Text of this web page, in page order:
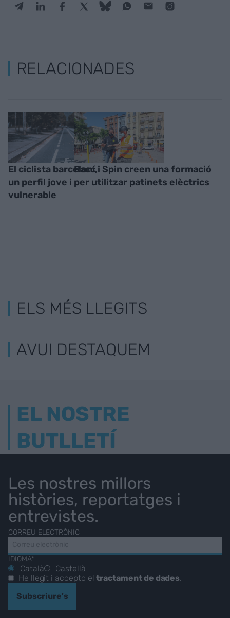
RELACIONADES
El ciclista barceloní,
un perfil jove i
vulnerable
Racc i Spin creen una formació
per utilitzar patinets elèctrics
ELS MÉS LLEGITS
AVUI DESTAQUEM
EL NOSTRE
BUTLLETÍ
Les nostres millors
històries, reportatges i
entrevistes.
CORREU ELECTRÒNIC
IDIOMA*
Català
Castellà
He llegit i accepto eltractament de dades
Subscriure's